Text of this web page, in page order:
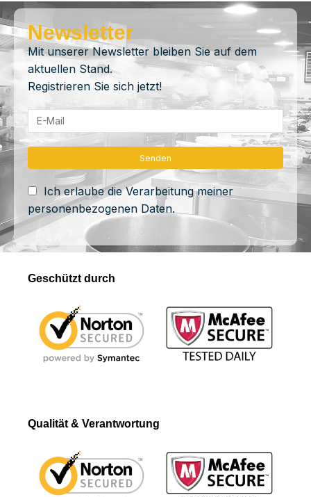
Newsletter
Mit unserer Newsletter bleiben Sie auf dem
aktuellen Stand.
Registrieren Sie sich jetzt!
Ich erlaube die Verarbeitung meiner
personenbezogenen Daten.
Geschützt durch
Qualität & Verantwortung